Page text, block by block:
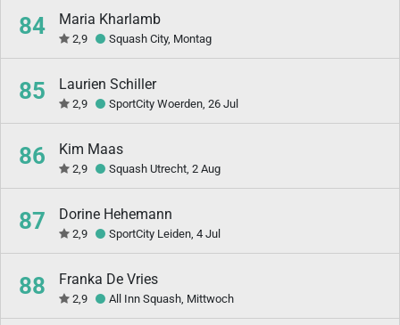
84 Maria Kharlamb
2,9 Squash City, Montag
85 Laurien Schiller
2,9 SportCity Woerden, 26 Jul
86 Kim Maas
2,9 Squash Utrecht, 2 Aug
87 Dorine Hehemann
2,9 SportCity Leiden, 4 Jul
88 Franka De Vries
2,9 All Inn Squash, Mittwoch